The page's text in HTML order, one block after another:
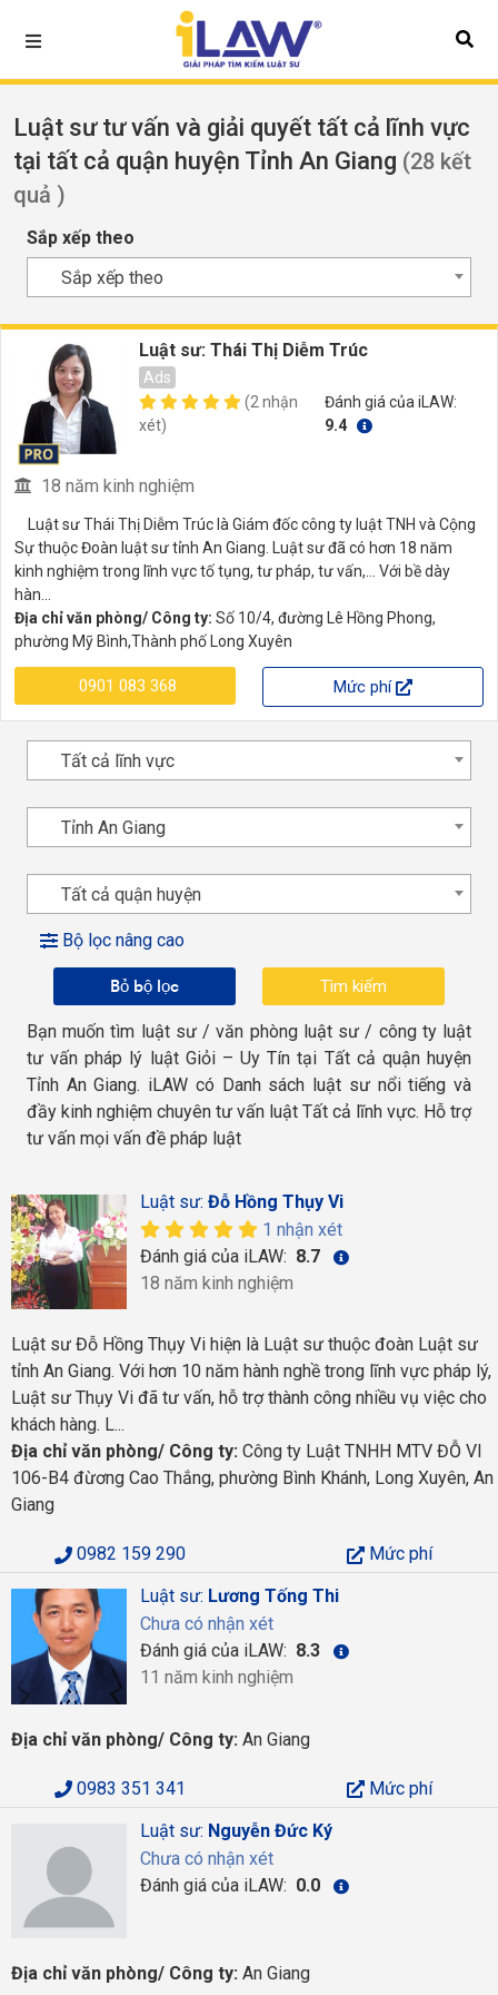
Luật sư tư vấn và giải quyết tất cả lĩnh vực
tại tất cả quận huyện Tỉnh An Giang (28 kết
quả )
Sắp xếp theo
Sắp xếp theo
Luật sư: Thái Thị Diễm Trúc
Ads
(2 nhận
xét)
Đánh giá của iLAW:
9.4
18 năm kinh nghiệm
Luật sư Thái Thị Diễm Trúc là Giám đốc công ty luật TNH và Cộng
Sự thuộc Đoàn luật sư tỉnh An Giang. Luật sư đã có hơn 18 năm
kinh nghiệm trong lĩnh vực tố tụng, tư pháp, tư vấn,... Với bề dày
hàn...
Địa chỉ văn phòng/ Công ty: Số 10/4, đường Lê Hồng Phong,
phường Mỹ Bình,Thành phố Long Xuyên
0901 083 368 Mức phí
Tất cả lĩnh vực
Tỉnh An Giang
Tất cả quận huyện
Bộ lọc nâng cao
Bỏ bộ lọc
Bạn muốn tìm luật sư / văn phòng luật sư / công ty luật
tư vấn pháp lý luật Giỏi – Uy Tín tại Tất cả quận huyện
Tỉnh An Giang. iLAW có Danh sách luật sư nổi tiếng và
đầy kinh nghiệm chuyên tư vấn luật Tất cả lĩnh vực. Hỗ trợ
tư vấn mọi vấn đề pháp luật
Luật sư: Đỗ Hồng Thụy Vi
1 nhận xét
Đánh giá của iLAW: 8.7
18 năm kinh nghiệm
Luật sư Đỗ Hồng Thụy Vi hiện là Luật sư thuộc đoàn Luật sư
tỉnh An Giang. Với hơn 10 năm hành nghề trong lĩnh vực pháp lý,
Luật sư Thụy Vi đã tư vấn, hỗ trợ thành công nhiều vụ việc cho
khách hàng. L...
Địa chỉ văn phòng/ Công ty: Công ty Luật TNHH MTV ĐỖ VI
106-B4 đừơng Cao Thắng, phường Bình Khánh, Long Xuyên, An
Giang
0982 159 290
Mức phí
Luật sư: Lương Tống Thi
Chưa có nhận xét
Đánh giá của iLAW: 8.3
11 năm kinh nghiệm
Địa chỉ văn phòng/ Công ty: An Giang
0983 351 341
Mức phí
Luật sư: Nguyễn Đức Ký
Chưa có nhận xét
Đánh giá của iLAW: 0.0
Địa chỉ văn phòng/ Công ty: An Giang